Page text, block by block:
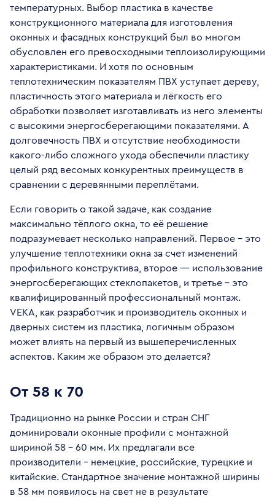
температурных. Выбор пластика в качестве
конструкционного материала для изготовления
оконных и фасадных конструкций был во многом
обусловлен его превосходными теплоизолирующими
характеристиками. И хотя по основным
теплотехническим показателям ПВХ уступает дереву,
пластичность этого материала и лёгкость его
обработки позволяет изготавливать из него элементы
с высокими энергосберегающими показателями. А
долговечность ПВХ и отсутствие необходимости
какого-либо сложного ухода обеспечили пластику
целый ряд весомых конкурентных преимуществ в
сравнении с деревянными переплётами.
Если говорить о такой задаче, как создание
максимально тёплого окна, то её решение
подразумевает несколько направлений. Первое – это
улучшение теплотехники окна за счет изменений
профильного конструктива, второе — использование
энергосберегающих стеклопакетов, и третье – это
квалифицированный профессиональный монтаж.
VEKA, как разработчик и производитель оконных и
дверных систем из пластика, логичным образом
может влиять на первый из вышеперечисленных
аспектов. Каким же образом это делается?
От 58 к 70
Традиционно на рынке России и стран СНГ
доминировали оконные профили с монтажной
шириной 58 – 60 мм. Их предлагали все
производители – немецкие, российские, турецкие и
китайские. Стандартное значение монтажной ширины
в 58 мм появилось на свет не в результате